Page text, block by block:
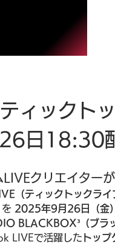
ィックト
日18:30
クリエイター
（ティックトックライ
を 2025年9月26日（
BLACKBOX³（ブラッ
LIVEで活躍した トッ